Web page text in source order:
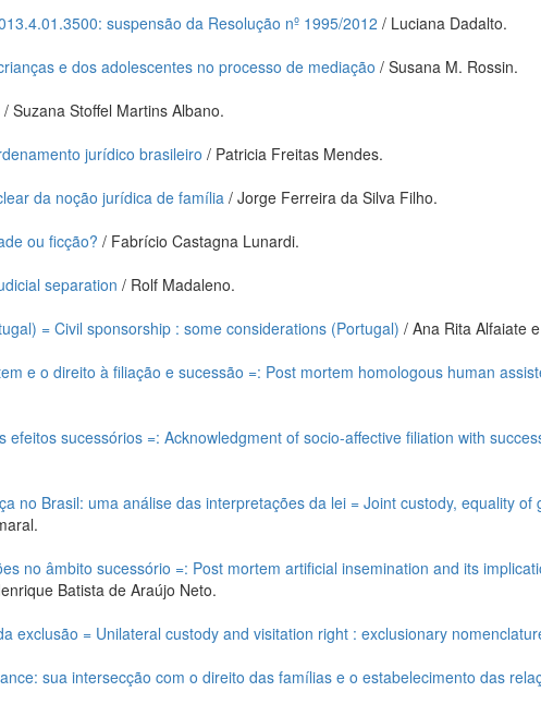
suspensão da Resolução nº 1995/2012 / Luciana Dadalto.
e dos adolescentes no processo de mediação / Susana M. Rossin.
/ Suzana Stoffel Martins Albano.
jurídico brasileiro / Patricia Freitas Mendes.
da noção jurídica de família/ Jorge Ferreira da Silva Filho.
ou ficção? / Fabrício Castagna Lunardi.
separation / Rolf Madaleno.
= Civil sponsorship : some considerations (Portugal) / Ana Rita Alfaiate
e o direito à filiação e sucessão =: Post mortem homologous human
sucessórios =: Acknowledgment of socio-affective filiation with
no Brasil: uma análise das interpretações da lei = Joint custody, equality of
no âmbito sucessório =: Post mortem artificial insemination and its
Batista de Araújo Neto.
exclusão = Unilateral custody and visitation right : exclusionary
sua intersecção com o direito das famílias e o estabelecimento das